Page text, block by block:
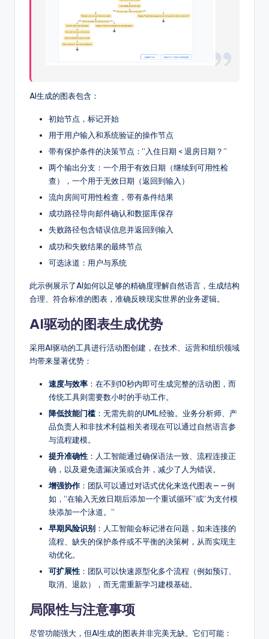
AI生成的图表包含：
初始节点，标记开始
用于用户输入和系统验证的操作节点
带有保护条件的决策节点：“入住日期 < 退房日期？”
两个输出分支：一个用于有效日期（继续到可用性检
查），一个用于无效日期（返回到输入）
流向房间可用性检查，带有条件结果
成功路径导向邮件确认和数据库保存
失败路径包含错误信息并返回到输入
成功和失败结果的最终节点
可选泳道：用户与系统
此示例展示了AI如何以足够的精确度理解自然语言，生成结构
合理、符合标准的图表，准确反映现实世界的业务逻辑。
AI驱动的图表生成优势
采用AI驱动的工具进行活动图创建，在技术、运营和组织领域
均带来显著优势：
速度与效率 ：在不到10秒内即可生成完整的活动图，而
传统工具则需要数小时的手动工作。
降低技能门槛：无需先前的UML经验。业务分析师、产
品负责人和非技术利益相关者现在可以通过自然语言参
与流程建模。
提升准确性 ：人工智能通过确保语法一致、流程连接正
确，以及避免遗漏决策或合并，减少了人为错误。
增强协作 ：团队可以通过对话式优化来迭代图表——例
如，“在输入无效日期后添加一个重试循环”或“为支付模
块添加一个泳道。”
早期风险识别 ：人工智能会标记潜在问题，如未连接的
流程、缺失的保护条件或不平衡的决策树，从而实现主
动优化。
可扩展性 ：团队可以快速原型化多个流程（例如预订、
取消、退款），而无需重新学习建模基础。
局限性与注意事项
尽管功能强大，但AI生成的图表并非完美无缺。它们可能：